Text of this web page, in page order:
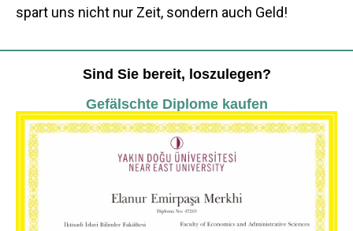
spart uns nicht nur Zeit, sondern auch Geld!
Sind Sie bereit, loszulegen?
Gefälschte Diplome kaufen